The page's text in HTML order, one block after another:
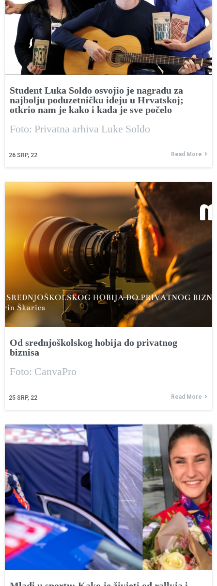
Student Luka Soldo osvojio je nagradu za
najbolju poduzetničku ideju u Hrvatskoj;
otkrio nam je kako i kada je sve počelo
26 SRP, 22
Foto: Privatna arhiva Luke Soldo
Read More
Od srednjoškolskog hobija do privatnog
biznisa
25 SRP, 22
Foto: CanvaPro
Read More